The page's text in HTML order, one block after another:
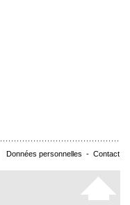
Données personnelles - Contact